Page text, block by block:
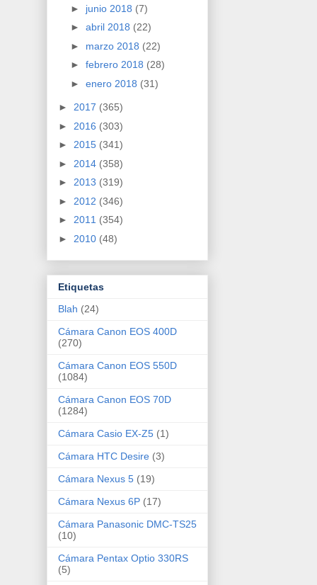
► junio 2018 (7)
► abril 2018 (22)
► marzo 2018 (22)
► febrero 2018 (28)
► enero 2018 (31)
► 2017 (365)
► 2016 (303)
► 2015 (341)
► 2014 (358)
► 2013 (319)
► 2012 (346)
► 2011 (354)
► 2010 (48)
Etiquetas
Blah (24)
Cámara Canon EOS 400D
(270)
Cámara Canon EOS 550D
(1084)
Cámara Canon EOS 70D
(1284)
Cámara Casio EX-Z5 (1)
Cámara HTC Desire (3)
Cámara Nexus 5 (19)
Cámara Nexus 6P (17)
Cámara Panasonic DMC-TS25
(10)
Cámara Pentax Optio 330RS
(5)